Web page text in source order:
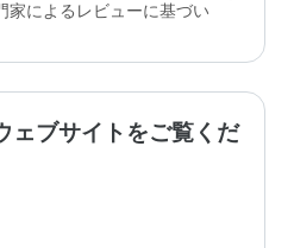
家によるレビューに基づい
ェブサイトをご覧くだ